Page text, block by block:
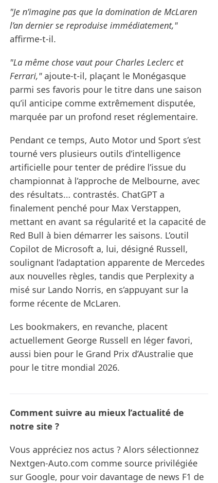
"Je n’imagine pas que la domination de McLaren
l’an dernier se reproduise immédiatement,"
affirme-t-il.
"La même chose vaut pour Charles Leclerc et
Ferrari,"ajoute-t-il, plaçant le Monégasque
parmi ses favoris pour le titre dans une saison
qu’il anticipe comme extrêmement disputée,
marquée par un profond reset réglementaire.
Pendant ce temps, Auto Motor und Sport s’est
tourné vers plusieurs outils d’intelligence
artificielle pour tenter de prédire l’issue du
championnat à l’approche de Melbourne, avec
des résultats... contrastés. ChatGPT a
finalement penché pour Max Verstappen,
mettant en avant sa régularité et la capacité de
Red Bull à bien démarrer les saisons. L’outil
Copilot de Microsoft a, lui, désigné Russell,
soulignant l’adaptation apparente de Mercedes
aux nouvelles règles, tandis que Perplexity a
misé sur Lando Norris, en s’appuyant sur la
forme récente de McLaren.
Les bookmakers, en revanche, placent
actuellement George Russell en léger favori,
aussi bien pour le Grand Prix d’Australie que
pour le titre mondial 2026.
Comment suivre au mieux l’actualité de
notre site ?
Vous appréciez nos actus ? Alors sélectionnez
Nextgen-Auto.com comme source privilégiée
sur Google, pour voir davantage de news F1 de